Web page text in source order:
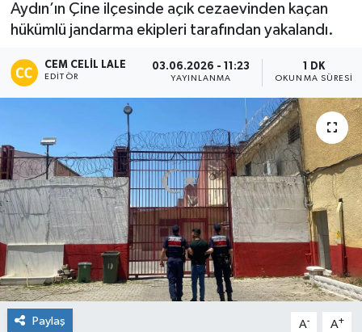
Aydın’ın Çine ilçesinde açık cezaevinden kaçan
hükümlü jandarma ekipleri tarafından yakalandı.
CEM CELIL LALE
EDITÖR
03.06.2026 - 11:23
YAYINLANMA
1 DK
OKUNMA SÜRESI
Paylaş A- A+
Tüm Manşetler
Son Dakika Haberleri